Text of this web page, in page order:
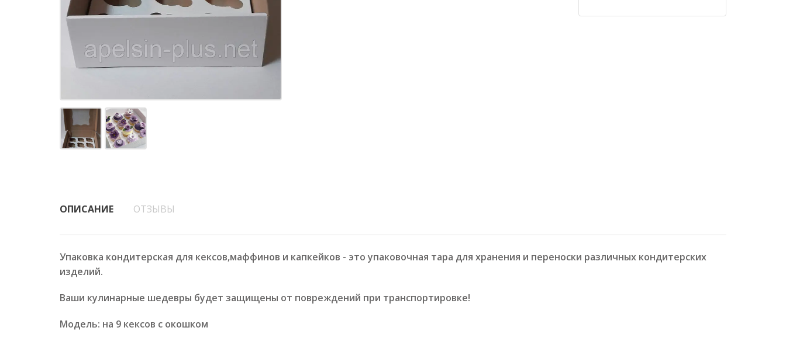
ОПИСАНИЕ ОТЗЫВЫ
Упаковка кондитерская для кексов,маффинов и капкейков - это упаковочная тара для хранения и переноски различных кондитерских
изделий.
Ваши кулинарные шедевры будет защищены от повреждений при транспортировке!
Модель: на 9 кексов с окошком